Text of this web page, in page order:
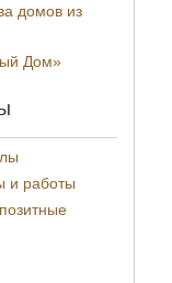
домов из
Дом»
и работы